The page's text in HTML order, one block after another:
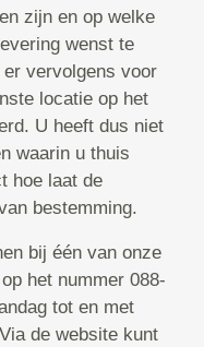
zijn en op welke
wenst te
vervolgens voor
locatie op het
U heeft dus niet
waarin u thuis
hoe laat de
bestemming.
bij één van onze
het nummer 088-
tot en met
de website kunt